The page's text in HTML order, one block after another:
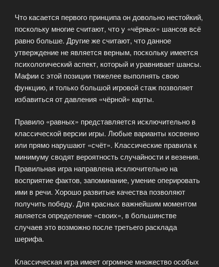
Что касается первого принципа он довольно нестойкий,
поскольку многие считают, что у «чёрных» шансов всё
равно больше. Другие же считают, что данное
утверждение не является верным, поскольку имеется
психологический аспект, который и уравнивает шансы.
Мафии с этой позиции тяжелее выполнять свою
функцию, и только большой игровой стаж позволяет
избавиться от давления «чёрной» карты.
Правило «равных» представляется исключительно в
классической версии игры. Любые варианты косвенно
или прямо нарушают «счёт». Классические правила к
минимуму сводят вероятность случайности и везения.
Правильная игра направлена исключительно на
восприятие фактов, запоминание, умение оперировать
ими в речи. Хорошо развитые качества позволяют
получить победу. Для красных важнейшим моментом
является определение «своих», в большинстве
случаев это возможно после третьего расклада
шерифа.
Классическая игра имеет огромное множество особых